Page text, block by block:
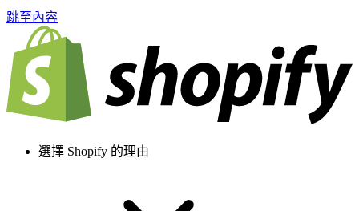
跳至內容
選擇 Shopify 的理由